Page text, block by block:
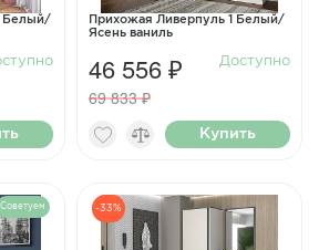
Белый/
Прихожая Ливерпуль 1 Белый/
Ясень ваниль
46 556 ₽
69 833 ₽
Доступно
Купить
Советуем -33%